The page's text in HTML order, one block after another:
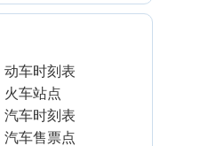
动车时刻表
火车站点
汽车时刻表
汽车售票点